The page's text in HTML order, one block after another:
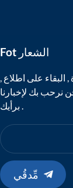
Fot الشعار
البقاء على اطلاع ,
نرحب بك لإخبارنا
برأيك .
مِّدقُي